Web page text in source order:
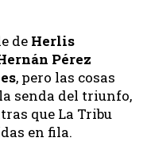
de Herlis
Pérez
, pero las cosas
senda del triunfo,
que La Tribu
en fila.